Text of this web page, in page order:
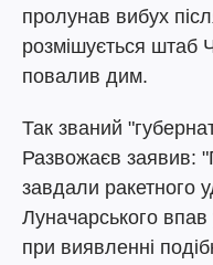
пролунав вибух
розмішується штаб
повалив дим.
Так званий
Развожаєв заявив:
завдали ракетного
Луначарського
при виявленні